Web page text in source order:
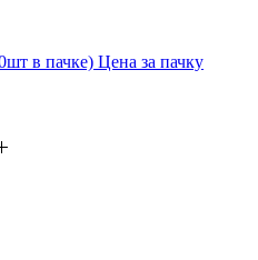
в пачке) Цена за пачку